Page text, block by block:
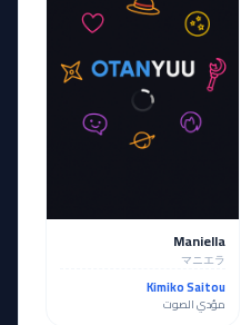
Maniella
マニエラ
Kimiko Saitou
مؤدي الصوت